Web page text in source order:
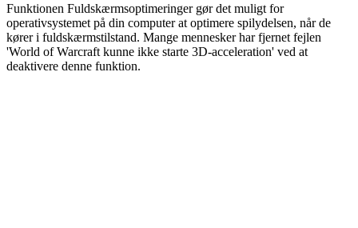
Funktionen Fuldskærmsoptimeringer gør det muligt for
operativsystemet på din computer at optimere spilydelsen, når de
kører i fuldskærmstilstand. Mange mennesker har fjernet fejlen
'World of Warcraft kunne ikke starte 3D-acceleration' ved at
deaktivere denne funktion.